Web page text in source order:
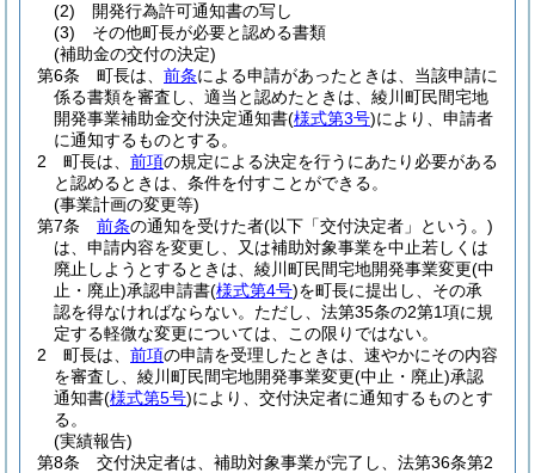
(2)
開発行為許可通知書の写し
(3)
その他町長が必要と認める書類
(補助金の交付の決定)
第6条
町長は、 前条による申請があったときは、当該申請に
係る書類を審査し、適当と認めたときは、綾川町民間宅地
開発事業補助金交付決定通知書(様式第3号)により、申請者
に通知するものとする。
2
町長は、 前項の規定による決定を行うにあたり必要がある
と認めるときは、条件を付すことができる。
(事業計画の変更等)
第7条
前条の通知を受けた者(以下「交付決定者」という。)
は、申請内容を変更し、又は補助対象事業を中止若しくは
廃止しようとするときは、綾川町民間宅地開発事業変更(中
止・廃止)承認申請書(様式第4号)を町長に提出し、その承
認を得なければならない。 ただし、法第35条の2第1項に規
定する軽微な変更については、この限りではない。
2
町長は、 前項の申請を受理したときは、速やかにその内容
を審査し、綾川町民間宅地開発事業変更(中止・廃止)承認
通知書(様式第5号)により、交付決定者に通知するものとす
る。
(実績報告)
第8条
交付決定者は、補助対象事業が完了し、法第36条第2